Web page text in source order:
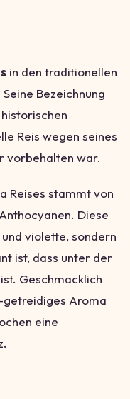
in den traditionellen
Bezeichnung
Reis wegen seines
vorbehalten war.
Reises stammt von
Diese
violette, sondern
ist, dass unter der
Geschmacklich
getreidiges Aroma
eine